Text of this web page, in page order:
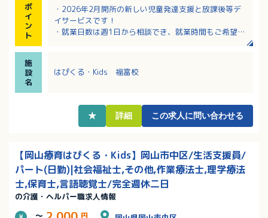
ポ
イ
ン
ト
・2026年2月開所の新しい児童発達支援と放課後等デ
イサービスです！
・就業日数は週1日から相談でき、就業時間もご希望に
す！
・採用後の研修がありブランクのある方も応募しやす
に対応してもらえます！
・無料駐車場完備！マイカー通勤OK！
施
設
名
はぴくる・Kids 福富校
★ 詳細 この求人に問い合わせる
【岡山療育はぴくる・Kids】岡山市中区/生活支援員/
パート(日勤)|社会福祉士,その他,作業療法士,理学療法
士,保育士,言語聴覚士/完全週休二日
の介護・ヘルパー職求人情報
～
円